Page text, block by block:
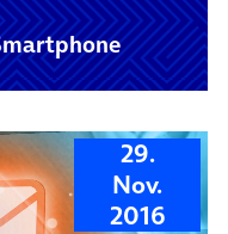
29.
Nov.
2016